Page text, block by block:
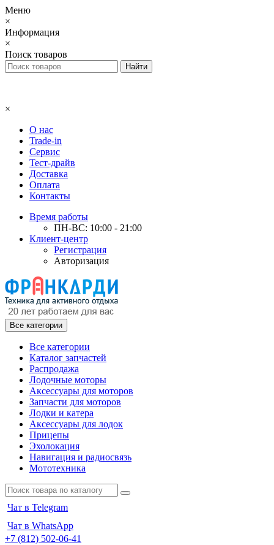
Меню
×
Информация
×
Поиск товаров
×
О нас
Trade-in
Сервис
Тест-драйв
Доставка
Оплата
Контакты
Время работы
ПН-ВС: 10:00 - 21:00
Клиент-центр
Регистрация
Авторизация
Все категории
Все категории
Каталог запчастей
Распродажа
Лодочные моторы
Аксессуары для моторов
Запчасти для моторов
Лодки и катера
Аксессуары для лодок
Прицепы
Эхолокация
Навигация и радиосвязь
Мототехника
Чат в Telegram
Чат в WhatsApp
+7 (812) 502-06-41